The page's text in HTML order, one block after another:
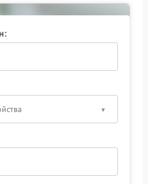
и более тихую работу